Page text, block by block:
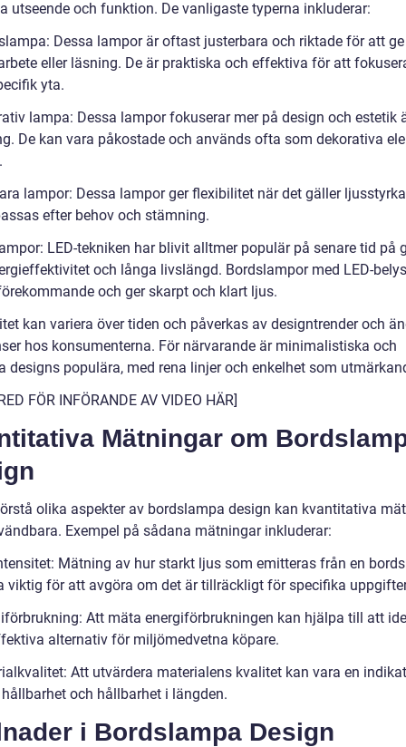
utseende och funktion. De vanligaste typerna inkluderar:
Dessa lampor är oftast justerbara och riktade för att
eller läsning. De är praktiska och effektiva för att
yta.
lampa: Dessa lampor fokuserar mer på design och estetik
De kan vara påkostade och används ofta som dekorativa
lampor: Dessa lampor ger flexibilitet när det gäller
efter behov och stämning.
LED-tekniken har blivit alltmer populär på senare tid på
och långa livslängd. Bordslampor med LED-
och ger skarpt och klart ljus.
kan variera över tiden och påverkas av designtrender och
hos konsumenterna. För närvarande är minimalistiska och
designs populära, med rena linjer och enkelhet som
FÖR INFÖRANDE AV VIDEO HÄR]
Mätningar om
olika aspekter av bordslampa design kan kvantitativa
Exempel på sådana mätningar inkluderar:
Mätning av hur starkt ljus som emitteras från en
viktig för att avgöra om det är tillräckligt för specifika
Att mäta energiförbrukningen kan hjälpa till att
alternativ för miljömedvetna köpare.
Att utvärdera materialens kvalitet kan vara en
och hållbarhet i längden.
i Bordslampa Design